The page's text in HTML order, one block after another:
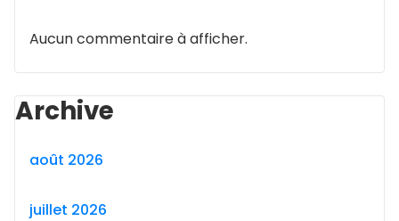
Aucun commentaire à afficher.
Archive
août 2026
juillet 2026